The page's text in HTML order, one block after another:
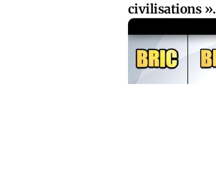
civilisations ».